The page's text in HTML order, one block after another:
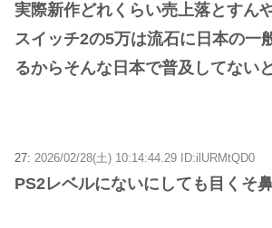
実際新作どれくらい売上落とすん
スイッチ2の5万は流石に日本の一
るからそんな日本で普及してない
27: 2026/02/28(土) 10:14:44.29 ID:ilURMtQD0
PS2レベルにないにしても目くそ